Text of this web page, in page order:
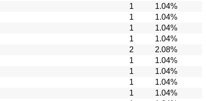
1 1.04%
1 1.04%
1 1.04%
1 1.04%
2 2.08%
1 1.04%
1 1.04%
1 1.04%
1 1.04%